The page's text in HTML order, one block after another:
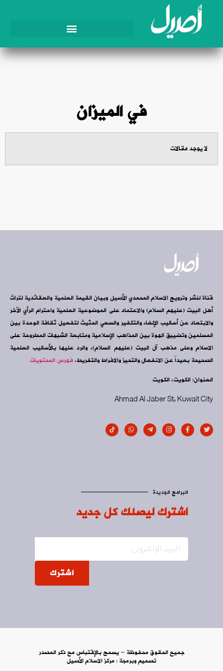
في الميزان
لا يوجد مقالات
قناة لنشر وترويج الاسلام المحمدي الأصيل وبيان القيمة العلمية والعقائدية لتراث
أهل البيت (عليهم السلام) والاعتماد على الموضوعية العلمية واحترام الرأي الآخر
والابتعاد عن أساليب الإلغاء والتكفير والسعي الحثيث لتفعيل ثقافة الوحدة بين
المسلمين وتضييق الهوة بين المذاهب الإسلامية ومتابعة الشبهات المطروحة على
الاسلام وعلى مذهب آل البيت (عليهم السلام)، والرد عليها بالأساليب العلمية
الصحيحة بعيداً عن الانفعال والتحيز والافراط والتفريط.فهرس المحتويات
العنوان: الكويت، الكويت
Ahmad Al Jaber St, Kuwait City
البرامج الجديدة
اشترك ليصلك كل جديد
اشترك
جميع الحقوق محفوظة - يسمح بالإقتباس مع ذكر المصدر
تصميم وبرمجة :مركز الاسلام الأصيل